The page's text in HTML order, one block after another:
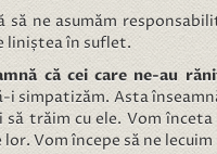
să ne asumăm
liniștea în suflet.
că cei care ne-au
i simpatizăm. Asta
trăim cu ele. Vom înceta
lor. Vom începe să ne